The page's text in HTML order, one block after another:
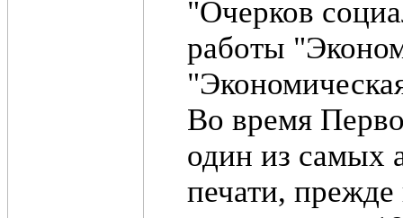
"Очерков
работы
Во время
один из самых
печати, прежде